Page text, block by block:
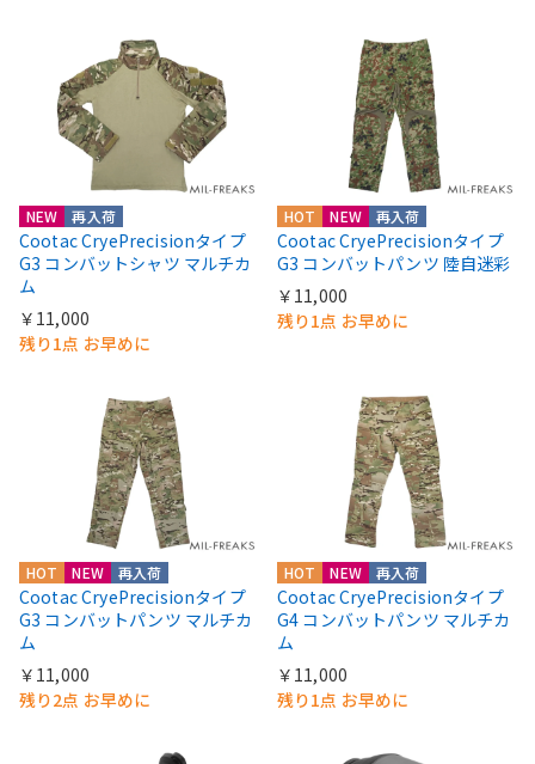
NEW 再入荷
Cootac CryePrecisionタイプ
G3 コンバットシャツ マルチカ
ム
￥11,000
残り1点 お早めに
HOT NEW 再入荷
Cootac CryePrecisionタイプ
G3 コンバットパンツ 陸自迷彩
￥11,000
残り1点 お早めに
HOT NEW 再入荷
Cootac CryePrecisionタイプ
G3 コンバットパンツ マルチカ
ム
￥11,000
残り2点 お早めに
HOT NEW 再入荷
Cootac CryePrecisionタイプ
G4 コンバットパンツ マルチカ
ム
￥11,000
残り1点 お早めに